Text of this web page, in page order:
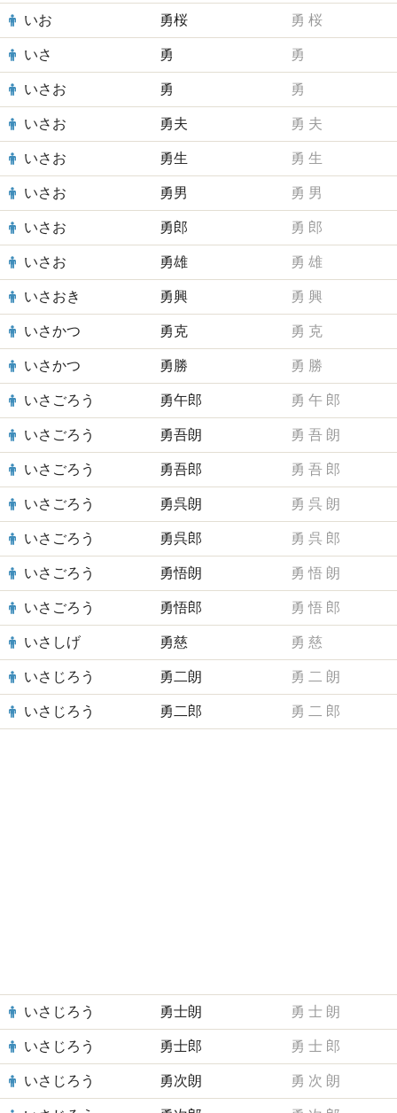
いお 勇桜 勇 桜
いさ 勇 勇
いさお 勇 勇
いさお 勇夫 勇 夫
いさお 勇生 勇 生
いさお 勇男 勇 男
いさお 勇郎 勇 郎
いさお 勇雄 勇 雄
いさおき 勇興 勇 興
いさかつ 勇克 勇 克
いさかつ 勇勝 勇 勝
いさごろう 勇午郎 勇 午 郎
いさごろう 勇吾朗 勇 吾 朗
いさごろう 勇吾郎 勇 吾 郎
いさごろう 勇呉朗 勇 呉 朗
いさごろう 勇呉郎 勇 呉 郎
いさごろう 勇悟朗 勇 悟 朗
いさごろう 勇悟郎 勇 悟 郎
いさしげ 勇慈 勇 慈
いさじろう 勇二朗 勇 二 朗
いさじろう 勇二郎 勇 二 郎
いさじろう 勇士朗 勇 士 朗
いさじろう 勇士郎 勇 士 郎
いさじろう 勇次朗 勇 次 朗